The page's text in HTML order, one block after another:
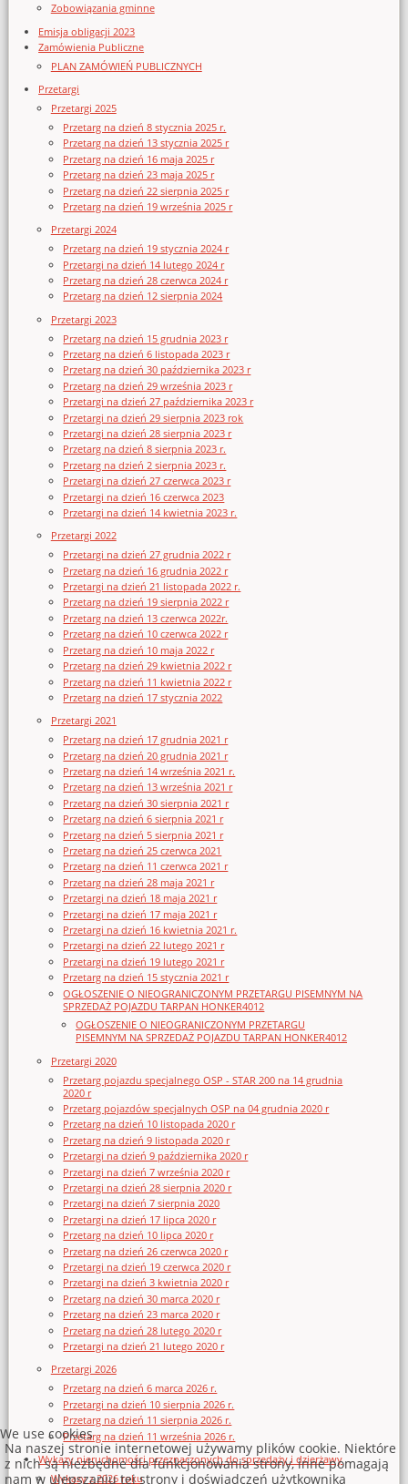
Zobowiązania gminne
Emisja obligacji 2023
Zamówienia Publiczne
PLAN ZAMÓWIEŃ PUBLICZNYCH
Przetargi
Przetargi 2025
Przetarg na dzień 8 stycznia 2025 r.
Przetarg na dzień 13 stycznia 2025 r
Przetarg na dzień 16 maja 2025 r
Przetarg na dzień 23 maja 2025 r
Przetarg na dzień 22 sierpnia 2025 r
Przetarg na dzień 19 września 2025 r
Przetargi 2024
Przetarg na dzień 19 stycznia 2024 r
Przetargi na dzień 14 lutego 2024 r
Przetarg na dzień 28 czerwca 2024 r
Przetarg na dzień 12 sierpnia 2024
Przetargi 2023
Przetarg na dzień 15 grudnia 2023 r
Przetarg na dzień 6 listopada 2023 r
Przetarg na dzień 30 października 2023 r
Przetarg na dzień 29 września 2023 r
Przetargi na dzień 27 października 2023 r
Przetargi na dzień 29 sierpnia 2023 rok
Przetargi na dzień 28 sierpnia 2023 r
Przetarg na dzień 8 sierpnia 2023 r.
Przetarg na dzień 2 sierpnia 2023 r.
Przetargi na dzień 27 czerwca 2023 r
Przetargi na dzień 16 czerwca 2023
Przetargi na dzień 14 kwietnia 2023 r.
Przetargi 2022
Przetargi na dzień 27 grudnia 2022 r
Przetarg na dzień 16 grudnia 2022 r
Przetargi na dzień 21 listopada 2022 r.
Przetarg na dzień 19 sierpnia 2022 r
Przetarg na dzień 13 czerwca 2022r.
Przetarg na dzień 10 czerwca 2022 r
Przetarg na dzień 10 maja 2022 r
Przetarg na dzień 29 kwietnia 2022 r
Przetarg na dzień 11 kwietnia 2022 r
Przetarg na dzień 17 stycznia 2022
Przetargi 2021
Przetarg na dzień 17 grudnia 2021 r
Przetarg na dzień 20 grudnia 2021 r
Przetarg na dzień 14 września 2021 r.
Przetarg na dzień 13 września 2021 r
Przetarg na dzień 30 sierpnia 2021 r
Przetarg na dzień 6 sierpnia 2021 r
Przetarg na dzień 5 sierpnia 2021 r
Przetarg na dzień 25 czerwca 2021
Przetarg na dzień 11 czerwca 2021 r
Przetarg na dzień 28 maja 2021 r
Przetargi na dzień 18 maja 2021 r
Przetargi na dzień 17 maja 2021 r
Przetargi na dzień 16 kwietnia 2021 r.
Przetargi na dzień 22 lutego 2021 r
Przetargi na dzień 19 lutego 2021 r
Przetarg na dzień 15 stycznia 2021 r
OGŁOSZENIE O NIEOGRANICZONYM PRZETARGU PISEMNYM NA
SPRZEDAŻ POJAZDU TARPAN HONKER4012
OGŁOSZENIE O NIEOGRANICZONYM PRZETARGU
PISEMNYM NA SPRZEDAŻ POJAZDU TARPAN HONKER4012
Przetargi 2020
Przetarg pojazdu specjalnego OSP - STAR 200 na 14 grudnia
2020 r
Przetarg pojazdów specjalnych OSP na 04 grudnia 2020 r
Przetarg na dzień 10 listopada 2020 r
Przetarg na dzień 9 listopada 2020 r
Przetargi na dzień 9 października 2020 r
Przetargi na dzień 7 września 2020 r
Przetargi na dzień 28 sierpnia 2020 r
Przetargi na dzień 7 sierpnia 2020
Przetargi na dzień 17 lipca 2020 r
Przetarg na dzień 10 lipca 2020 r
Przetarg na dzień 26 czerwca 2020 r
Przetargi na dzień 19 czerwca 2020 r
Przetargi na dzień 3 kwietnia 2020 r
Przetarg na dzień 30 marca 2020 r
Przetarg na dzień 23 marca 2020 r
Przetarg na dzień 28 lutego 2020 r
Przetargi na dzień 21 lutego 2020 r
Przetargi 2026
Przetarg na dzień 6 marca 2026 r.
Przetargi na dzień 10 sierpnia 2026 r.
Przetarg na dzień 11 sierpnia 2026 r.
Przetarg na dzień 11 września 2026 r.
Wykazy nieruchomości przeznaczonych do sprzedaży i dzierżawy
Wykazy z 2026 roku
We use cookies
Na naszej stronie internetowej używamy plików cookie. Niektóre
z nich są niezbędne dla funkcjonowania strony, inne pomagają
nam w ulepszaniu tej strony i doświadczeń użytkownika